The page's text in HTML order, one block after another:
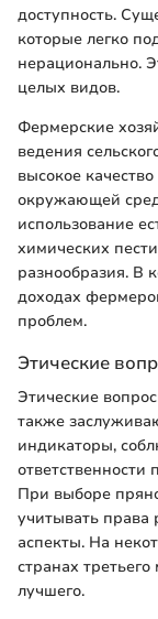
доступность.
которые легко
нерационально.
целых видов.
Фермерские
ведения
высокое
окружающей
использование
химических
разнообразия. В
доходах
проблем.
Этические
Этические
также
индикаторы,
При выборе
учитывать права
аспекты. На
странах
лучшего.